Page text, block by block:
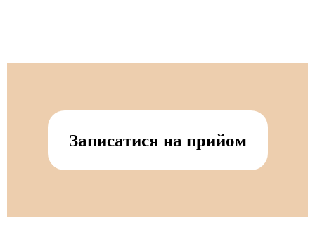
Записатися на прийом